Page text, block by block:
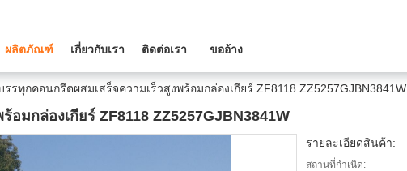
ผลิตภัณฑ์ เกี่ยวกับเรา ติดต่อเรา ขออ้าง
รรทุกคอนกรีตผสมเสร็จความเร็วสูงพร้อมกล่องเกียร์ ZF8118 ZZ5257GJBN3841W
มกล่องเกียร์ ZF8118 ZZ5257GJBN3841W
รายละเอียดสินค้า:
สถานที่กำเนิด: